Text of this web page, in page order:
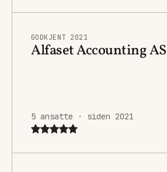
GODKJENT 2021
Alfaset Accounting AS
5 ansatte · siden 2021